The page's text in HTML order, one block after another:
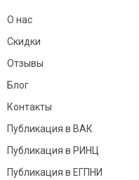
О нас
Скидки
Отзывы
Блог
Контакты
Публикация в ВАК
Публикация в РИНЦ
Публикация в ЕГПНИ